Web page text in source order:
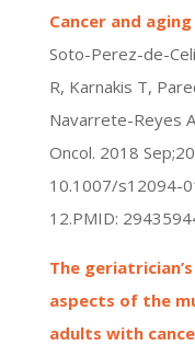
Cancer and
Soto-Perez-de-
R, Karnakis T,
Navarrete-Reyes
Oncol. 2018
10.1007/s12094-
12.PMID:
The
aspects of the
adults with